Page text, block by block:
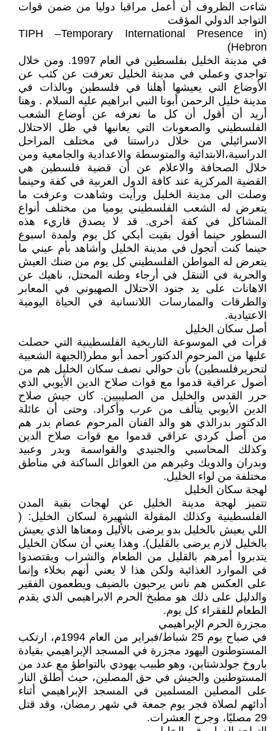
شاءت الظروف أن أعمل مراقبا دوليا من ضمن قوات
التواجد الدولي المؤقت
(TIPH –Temporary International Presence in
Hebron)
في مدينة الخليل بفلسطين في العام 1997. ومن خلال
تواجدي وعملي في مدينة الخليل تعرفت عن كثب عن
الأوضاع التي يعيشها أهلنا في فلسطين وبالذات في
مدينة خليل الرحمن أبونا النبي ابراهيم عليه السلام . وهنا
أريد أن أقول أن كل ما نعرفه عن أوضاع الشعب
الفلسطيني والصعوبات التي يعانيها في ظل الاحتلال
الاسرائيلي من خلال دراستنا في مختلف المراحل
الدراسية،الابتدائية والمتوسطة والاعدادية والجامعية ومن
خلال الصحافة والاعلام عن أن قضية فلسطين هي
القضية المركزية عند كافة الدول العربية في كفة وحينما
وصلت الى مدينة الخليل ورأيت وشاهدت وعرفت ما
يتعرض له الشعب الفلسطيني يوميا من مختلف أنواع
المشاكل في كفة أخرى. قد لا يصدق قاريء هذه
السطور حينما أقول بقيت أبكي كل يوم ولمدة اسبوع
حينما كنت أتجول في مدينة الخليل وأشاهد بأم عيني ما
يتعرض له المواطن الفلسطيني كل يوم من ضنك العيش
والحرية في التنقل في أرجاء وطنه المحتل، ناهيك عن
الاهانات على يد جنود الاحتلال الصهيوني في المعابر
والطرقات والممارسات اللانسانية في الحياة اليومية
الاعتيادية.
أصل سكان الخليل
قرأت في الموسوعة التاريخية الفلسطينية التي حصلت
عليها من المرحوم الدكتور أحمد أبو مطر(الجبهة الشعبية
لتحريرفلسطين) بأن حوالي نصف سكان الخليل هم من
أصول عراقية قدموا مع قوات صلاح الدين الأيوبي الذي
حرر القدس والخليل من الصليبيين. كان جيش صلاح
الدين الأيوبي يتألف من عرب وأكراد. وحتى أن عائلة
الدكتور بدرالذي هو والد الفنان المرحوم عصام بدر هم
من أصل كردي عراقي قدموا مع قوات صلاح الدين
وكذلك المحاسبي والجنيدي والقواسمة وبدر وعبيد
وبدران والدويك وغيرهم من العوائل الساكنة في مناطق
مختلفة من لواء الخليل.
لهجة سكان الخليل
تتميز لهجة مدينة الخليل عن لهجات بقية المدن
الفلسطينية وكذلك المقولة الشهيرة لسكان الخليل: (
اللي يعيش بالخليل بدو يرضى بالأليل ومعناها الذي يعيش
بالخليل لازم يرضى بالقليل). وهذا يعني أن سكان الخليل
يتدبروا أمرهم بالقليل من الطعام والشراب ويقتصدوا
في الموارد الغذائية ولكن هذا لا يعني أنهم بخلاء وإنما
على العكس هم ناس يرحبون بالضيف ويطعمون الفقير
والدليل على ذلك هو مطبخ الحرم الابراهيمي الذي يقدم
الطعام للفقراء كل يوم.
مجزرة الحرم الإبراهيمي
في صباح يوم 25 شباط/فبراير من العام 1994م، ارتكب
المستوطنون اليهود مجزرة في المسجد الإبراهيمي بقيادة
باروخ جولدشتاين، وهو طبيب يهودي بالتواطؤ مع عدد من
المستوطنين والجيش في حق المصلين، حيث أطلق النار
على المصلين المسلمين في المسجد الإبراهيمي أثناء
أدائهم لصلاة فجر يوم جمعة في شهر رمضان، وقد قتل
29 مصليًا، وجرح العشرات.